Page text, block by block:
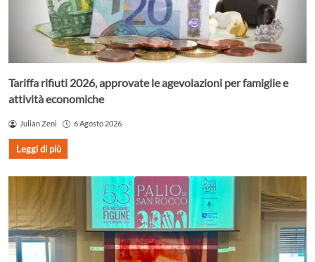
Tariffa rifiuti 2026, approvate le agevolazioni per famiglie e
attività economiche
Julian Zeni 6 Agosto 2026
Leggi di più